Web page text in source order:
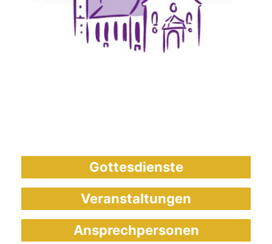
Gottesdienste
Veranstaltungen
Ansprechpersonen